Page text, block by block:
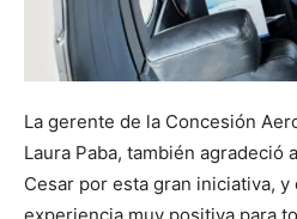
La gerente de la Concesión
Laura Paba, también agradeció
Cesar por esta gran iniciativa,